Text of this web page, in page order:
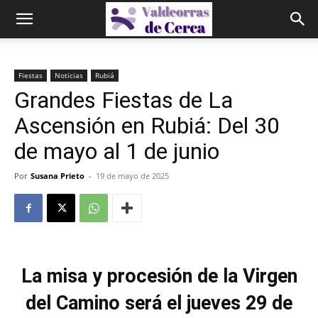
Fiestas Noticias Rubiá
Grandes Fiestas de La
Ascensión en Rubiá: Del 30
de mayo al 1 de junio
Por Susana Prieto - 19 de mayo de 2025
La misa y procesión de la Virgen
del Camino será el jueves 29 de